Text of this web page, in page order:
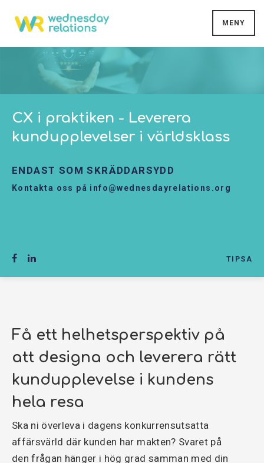
MENY
CX i praktiken - Leverera
kundupplevelser i världsklass
ENDAST SOM SKRÄDDARSYDD
Kontakta oss på info@wednesdayrelations.org
TIPSA
Få ett helhetsperspektiv på
att designa och leverera rätt
kundupplevelse i kundens
hela resa
Ska ni överleva i dagens konkurrensutsatta
affärsvärld där kunden har makten? Svaret på
den frågan hänger i hög grad samman med din